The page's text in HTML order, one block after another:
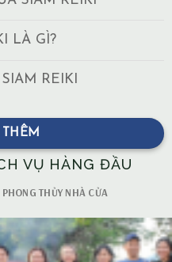
LÀ GÌ?
REIKI
VỤ HÀNG ĐẦU
PHONG THỦY NHÀ CỬA